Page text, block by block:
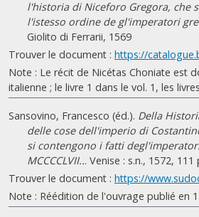
l'historia di Niceforo Gregora, che
l'istesso ordine de gl'imperatori
Giolito di Ferrarii, 1569
Trouver le document : https://
Note : Le récit de Nicétas Choniate est
italienne ; le livre 1 dans le vol. 1, les
Sansovino, Francesco (éd.). Della
delle cose dell'imperio di
si contengono i fatti
MCCCCLVII... Venise : s.n., 1572, 111
Trouver le document : https://
Note : Réédition de l'ouvrage publié en